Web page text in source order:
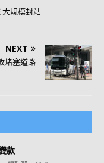
大規模封站
NEXT
堵塞道路
款